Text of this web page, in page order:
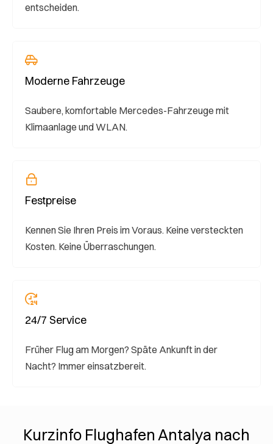
entscheiden.
Moderne Fahrzeuge
Saubere, komfortable Mercedes-Fahrzeuge mit
Klimaanlage und WLAN.
Festpreise
Kennen Sie Ihren Preis im Voraus. Keine versteckten
Kosten. Keine Überraschungen.
24/7 Service
Früher Flug am Morgen? Späte Ankunft in der
Nacht? Immer einsatzbereit.
Kurzinfo Flughafen Antalya nach